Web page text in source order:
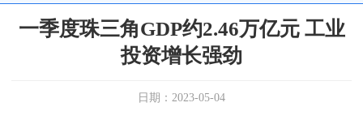
一季度珠三角GDP约2.46万亿元 工业
投资增长强劲
日期：2023-05-04